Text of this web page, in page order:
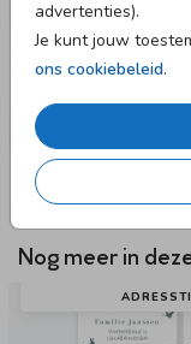
advertenties).
Je kunt jouw
ons cookiebeleid.
Nog meer in